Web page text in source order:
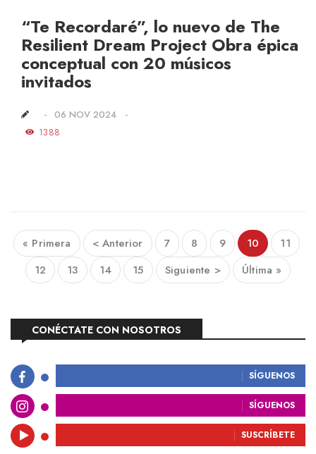
“Te Recordaré”, lo nuevo de The
Resilient Dream Project Obra épica
conceptual con 20 músicos
invitados
06 NOV 2024
1388
« Primera < Anterior 7 8 9 10
11
12
13 14 15 Siguiente > Última »
CONÉCTATE CON NOSOTROS
SÍGUENOS
SÍGUENOS
SUSCRÍBETE